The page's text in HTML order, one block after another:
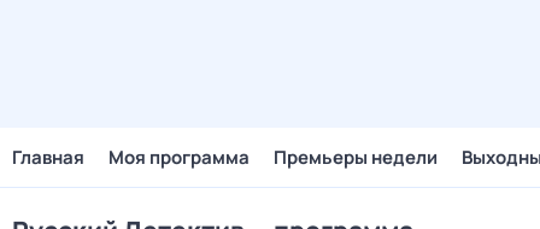
Главная Моя программа Премьеры недели